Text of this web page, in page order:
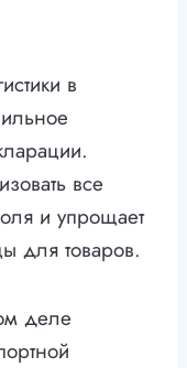
в
все
и упрощает
для товаров.
деле